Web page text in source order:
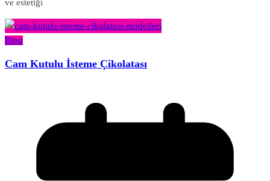
ve estetiği
Blog
Cam Kutulu İsteme Çikolatası